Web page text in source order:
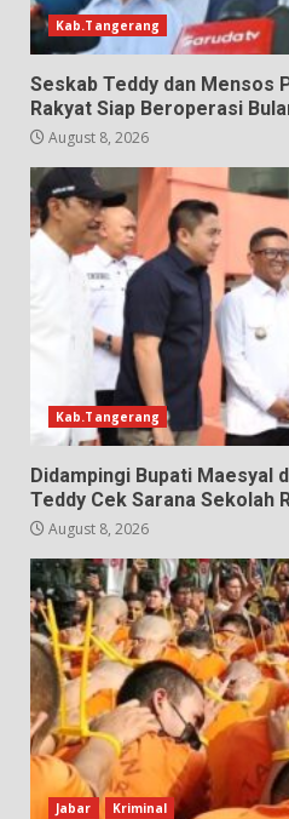
Kab.Tangerang
Seskab Teddy dan Mensos
Rakyat Siap Beroperasi
August 8, 2026
Kab.Tangerang
Didampingi Bupati Maesyal
Teddy Cek Sarana Sekolah
August 8, 2026
Jabar Kriminal